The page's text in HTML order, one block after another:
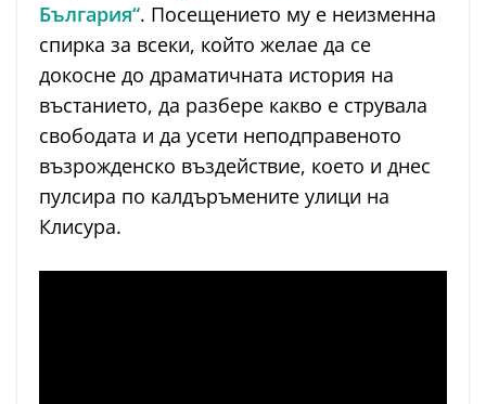
България“. Посещението му е неизменна
спирка за всеки, който желае да се
докосне до драматичната история на
въстанието, да разбере какво е струвала
свободата и да усети неподправеното
възрожденско въздействие, което и днес
пулсира по калдъръмените улици на
Клисура.